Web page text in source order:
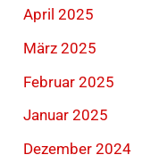
April 2025
März 2025
Februar 2025
Januar 2025
Dezember 2024